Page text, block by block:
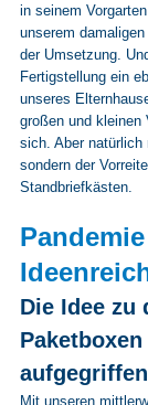
in seinem
unserem
der Umsetzung.
Fertigstellung ein
unseres
großen und kleinen
sich. Aber natürlich
sondern der
Standbriefkästen.
Die Idee zu
aufgegriffen
Mit unseren